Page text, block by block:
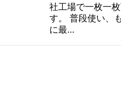
社工場で一枚一
す。 普段使い、
に最…